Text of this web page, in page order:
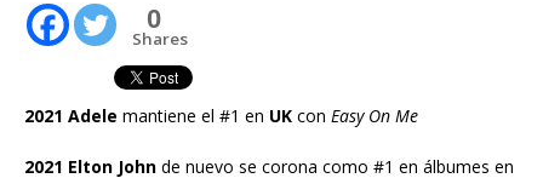
0
Shares
2021 Adele mantiene el #1 en UK con Easy On Me
2021 Elton John de nuevo se corona como #1 en álbumes en